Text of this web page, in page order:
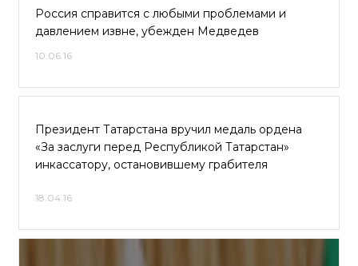
Россия справится с любыми проблемами и
давлением извне, убежден Медведев
10.06.16
Президент Татарстана вручил медаль ордена
«За заслуги перед Республикой Татарстан»
инкассатору, остановившему грабителя
18.04.16